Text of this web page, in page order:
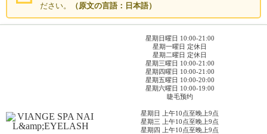
ださい。
（原文の言語：日本語）
星期日曜日 10:00-21:00
星期一曜日 定休日
星期二曜日 定休日
星期三曜日 10:00-21:00
星期四曜日 10:00-21:00
星期五曜日 10:00-20:00
星期六曜日 10:00-19:00
睫毛预约
星期日 上午10点至晚上9点
星期三 上午10点至晚上9点
星期四 上午10点至晚上9点